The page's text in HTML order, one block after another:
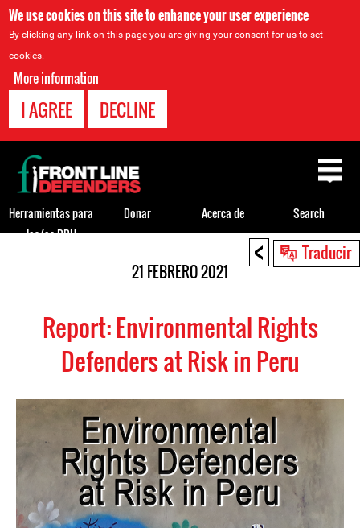
We use cookies on this site to enhance your user experience
By clicking any link on this page you are giving your consent for us to set
cookies.
More information
I AGREE DECLINE
< Traducir
21 FEBRERO 2021
Report: Environmental Rights
Defenders at Risk in Peru
Back
to
top
Herramientas para
los/as DDH
Donar Acerca de Search